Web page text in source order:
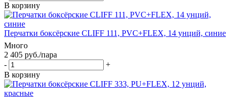
В корзину
Перчатки боксёрские CLIFF 111, PVC+FLEX, 14 унций, синие
Много
2 405 руб./пара
-
+
В корзину